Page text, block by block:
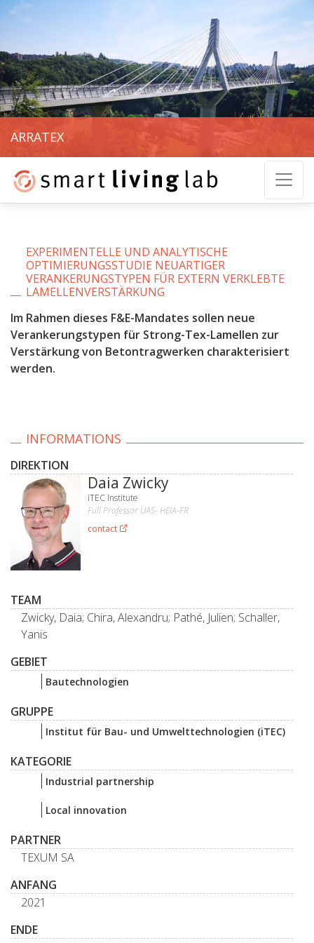
ARRATEX
EXPERIMENTELLE UND ANALYTISCHE
OPTIMIERUNGSSTUDIE NEUARTIGER
VERANKERUNGSTYPEN FÜR EXTERN VERKLEBTE
LAMELLENVERSTÄRKUNG
Im Rahmen dieses F&E-Mandates sollen neue
Verankerungstypen für Strong-Tex-Lamellen zur
Verstärkung von Betontragwerken charakterisiert
werden.
INFORMATIONS
DIREKTION
Daia Zwicky
iTEC Institute
Full Professor UAS- HEIA-FR
contact
TEAM
Zwicky, Daia; Chira, Alexandru; Pathé, Julien; Schaller,
Yanis
GEBIET
Bautechnologien
GRUPPE
Institut für Bau- und Umwelttechnologien (iTEC)
KATEGORIE
Industrial partnership
Local innovation
PARTNER
TEXUM SA
ANFANG
2021
ENDE